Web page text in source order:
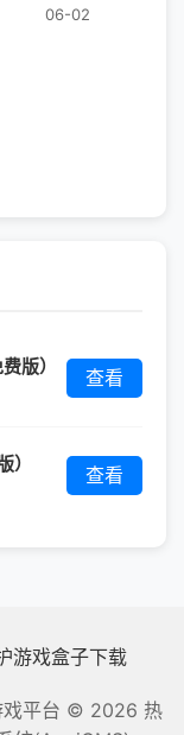
06-02
版） 查看
） 查看
游戏盒子下载
平台 © 2026 热